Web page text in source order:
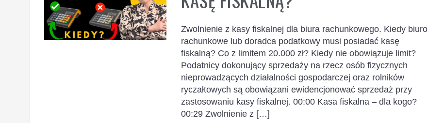
Zwolnienie z kasy fiskalnej dla biura rachunkowego. Kiedy biuro
rachunkowe lub doradca podatkowy musi posiadać kasę
fiskalną? Co z limitem 20.000 zł? Kiedy nie obowiązuje limit?
Podatnicy dokonujący sprzedaży na rzecz osób fizycznych
nieprowadzących działalności gospodarczej oraz rolników
ryczałtowych są obowiązani ewidencjonować sprzedaż przy
zastosowaniu kasy fiskalnej. 00:00 Kasa fiskalna – dla kogo?
00:29 Zwolnienie z […]